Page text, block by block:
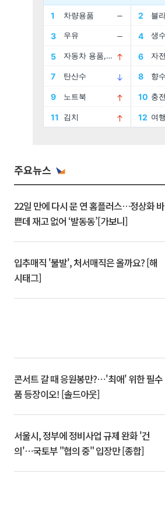
주요뉴스
22일 만에 다시 문 연 홈플러스…정상화 바
쁜데 재고 없어 ‘발동동’[가보니]
입추매직 '불발', 처서매직은 올까요? [해
시태그]
콘서트 갈 때 응원봉만?⋯'최애' 위한 필수
품 등장이오! [솔드아웃]
서울시, 정부에 정비사업 규제 완화 '건
의'⋯국토부 "협의 중" 입장만 [종합]